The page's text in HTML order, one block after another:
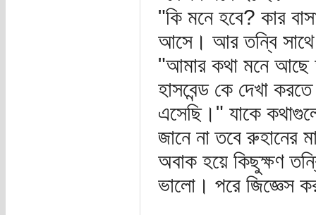
"কি মনে হবে? কার
আসে। আর তন্বি সাথে
"আমার কথা মনে আছে
হাসবেন্ড কে দেখা
এসেছি।" যাকে
জানে না তবে রুহানের
অবাক হয়ে কিছুক্ষণ
ভালো। পরে জিজ্ঞেস